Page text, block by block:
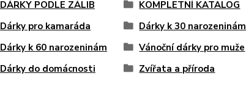
DÁRKY PODLE ZÁLIB KOMPLETNÍ KATALOG
Dárky pro kamaráda
Dárky k 30 narozeninám
Dárky k 60 narozeninám
Vánoční dárky pro muže
Dárky do domácnosti
Zvířata a příroda